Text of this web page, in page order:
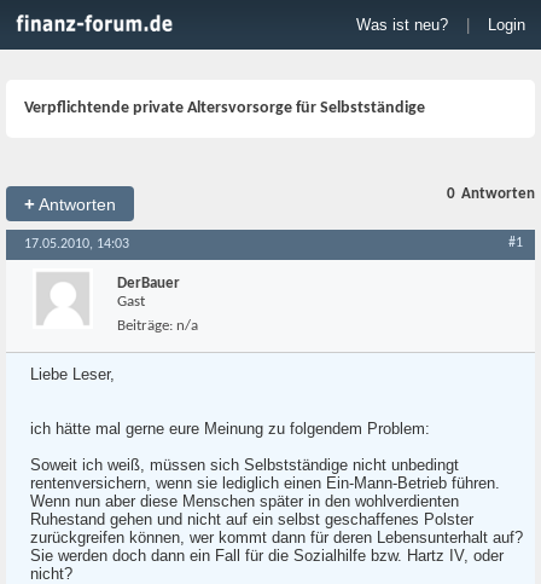
Was ist neu? Login
Verpflichtende private Altersvorsorge für Selbstständige
+Antworten
0 Antworten
17.05.2010, 14:03 #1
DerBauer
Gast
Beiträge: n/a
Liebe Leser,
ich hätte mal gerne eure Meinung zu folgendem Problem:
Soweit ich weiß, müssen sich Selbstständige nicht unbedingt
rentenversichern, wenn sie lediglich einen Ein-Mann-Betrieb führen.
Wenn nun aber diese Menschen später in den wohlverdienten
Ruhestand gehen und nicht auf ein selbst geschaffenes Polster
zurückgreifen können, wer kommt dann für deren Lebensunterhalt auf?
Sie werden doch dann ein Fall für die Sozialhilfe bzw. Hartz IV, oder
nicht?